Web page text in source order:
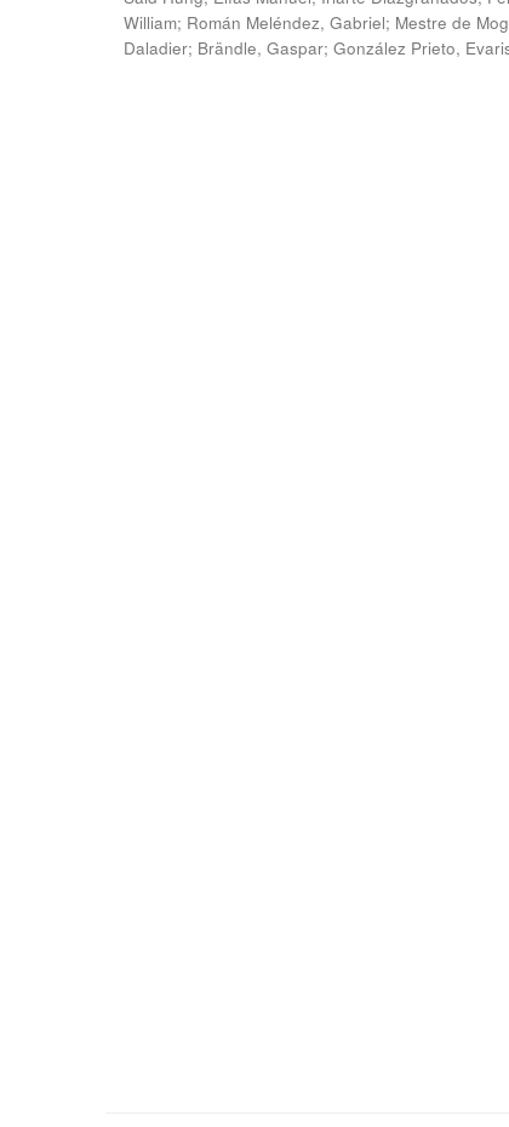
William; Román Meléndez, Gabriel; Mestre de
Daladier; Brändle, Gaspar; González Prieto,